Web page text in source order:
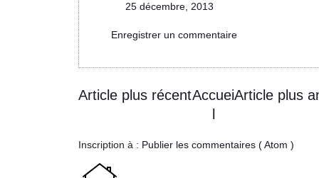
25 décembre, 2013
Enregistrer un commentaire
Article plus récent Article plus
Accuei
Inscription à : Publier les commentaires ( Atom )